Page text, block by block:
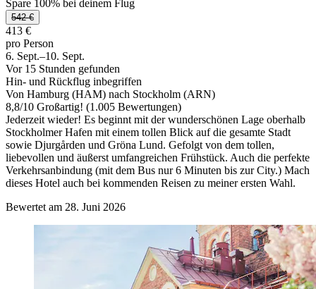
Spare 100% bei deinem Flug
542 €
413 €
pro Person
6. Sept.–10. Sept.
Vor 15 Stunden gefunden
Hin- und Rückflug inbegriffen
Von Hamburg (HAM) nach Stockholm (ARN)
8,8/10 Großartig! (1.005 Bewertungen)
Jederzeit wieder! Es beginnt mit der wunderschönen Lage oberhalb
Stockholmer Hafen mit einem tollen Blick auf die gesamte Stadt
sowie Djurgården und Gröna Lund. Gefolgt von dem tollen,
liebevollen und äußerst umfangreichen Frühstück. Auch die perfekte
Verkehrsanbindung (mit dem Bus nur 6 Minuten bis zur City.) Mach
dieses Hotel auch bei kommenden Reisen zu meiner ersten Wahl.
Bewertet am 28. Juni 2026